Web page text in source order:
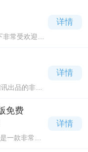
次元画风做
，还有诸多
常受欢迎的
的聊天互
消息、打电
详情
出品的非常
可以和远在
天，这里可
详情
免费
一款非常休
详情